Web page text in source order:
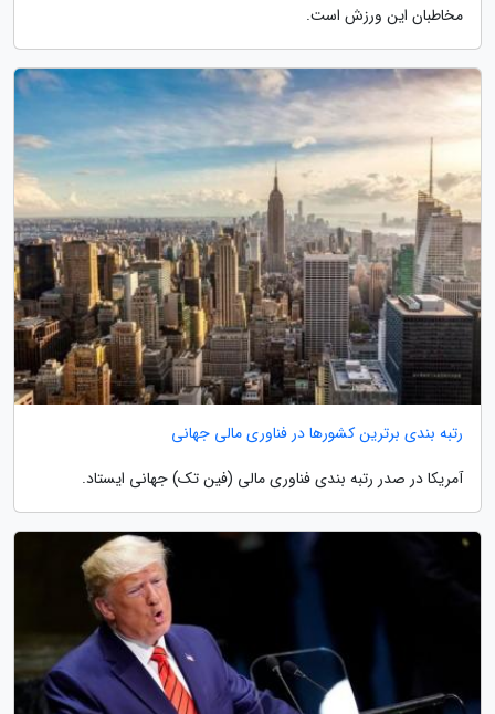
مخاطبان این ورزش است.
رتبه بندی برترین کشورها در فناوری مالی جهانی
آمریکا در صدر رتبه بندی فناوری مالی (فین تک) جهانی ایستاد.